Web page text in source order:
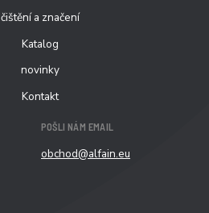
čištění a značení
Katalog
novinky
Kontakt
POŠLI NÁM EMAIL
obchod@alfain.eu